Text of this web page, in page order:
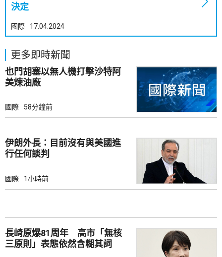
決定
國際 17.04.2024
更多即時新聞
也門胡塞以無人機打擊沙特阿
美煉油廠
國際 58分鐘前
伊朗外長：目前沒有與美國進
行任何談判
國際 1小時前
長崎原爆81周年 高市「無核
三原則」表態依然含糊其詞